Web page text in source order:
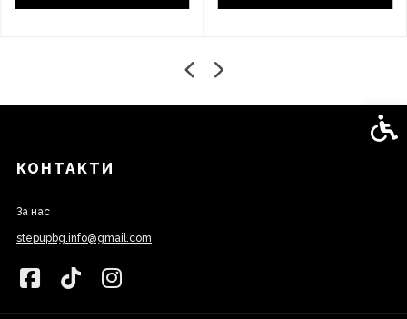
КОНТАКТИ
За нас
stepupbg.info@gmail.com